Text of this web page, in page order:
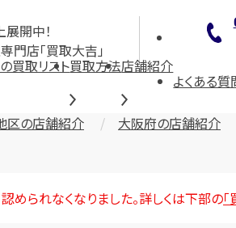
開中！
門店「買取大吉」
買取リスト買取方法店舗紹介
よくある質
区の店舗紹介 大阪府の店舗紹介
られなくなりました。詳しくは下部の